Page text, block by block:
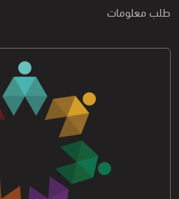
طلب معلومات